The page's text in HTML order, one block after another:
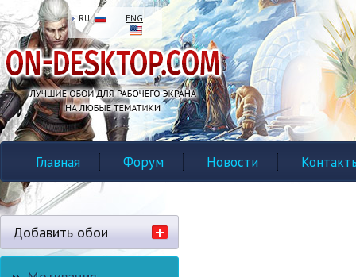
RU ENG
Главная Форум Новости
Добавить обои